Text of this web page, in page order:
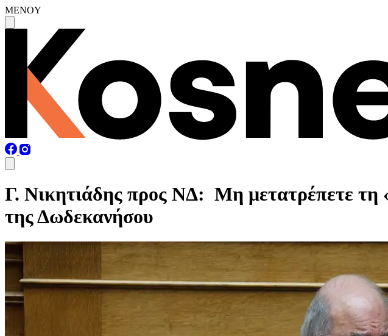
MENOY
Γ. Νικητιάδης προς ΝΔ: Μη μετατρέπετε τη
της Δωδεκανήσου